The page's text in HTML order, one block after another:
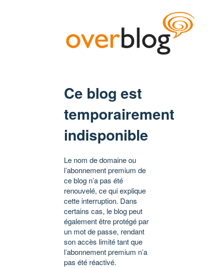
Ce blog est
temporairement
indisponible
Le nom de domaine ou
l’abonnement premium de
ce blog n’a pas été
renouvelé, ce qui explique
cette interruption. Dans
certains cas, le blog peut
également être protégé par
un mot de passe, rendant
son accès limité tant que
l’abonnement premium n’a
pas été réactivé.